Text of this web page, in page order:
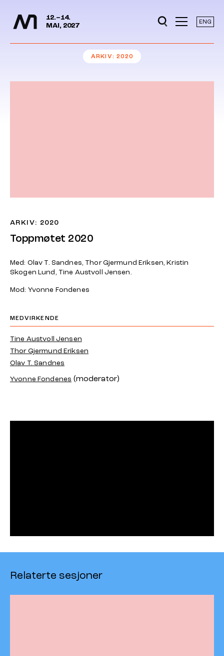
Hopp til hovedinnhold
12.–14.
MAI, 2027
ENG
ARKIV 2020
ARKIV: 2020
Toppmøtet 2020
Med: Olav T. Sandnes, Thor Gjermund Eriksen, Kristin
Skogen Lund, Tine Austvoll Jensen.
Mod: Yvonne Fondenes
MEDVIRKENDE
Tine Austvoll Jensen
Thor Gjermund Eriksen
Olav T. Sandnes
Yvonne Fondenes (moderator)
Relaterte sesjoner